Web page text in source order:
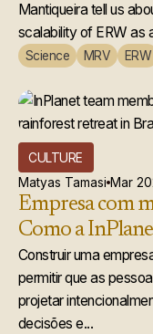
Mantiqueira tell us
scalability of ERW as
Science MRV ERW
CULTURE
Matyas Tamasi Mar
Empresa com
Como a
que realmente
Construir uma
permitir que as
projetar
decisões e...